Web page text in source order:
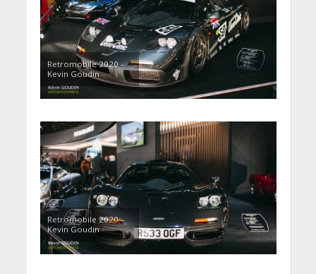
Retromobile 2020 –
Kevin Goudin
Retromobile 2020 –
Kevin Goudin